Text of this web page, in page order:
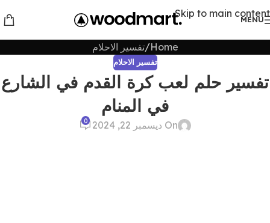
Skip to main content
MENU
Home تفسير الاحلام
تفسير الاحلام
تفسير حلم لعب كرة القدم في الشارع
في المنام
On ديسمبر 22, 2024 0